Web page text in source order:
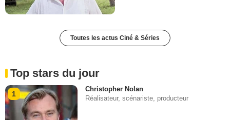
Toutes les actus Ciné & Séries
Top stars du jour
1
Christopher Nolan
Réalisateur, scénariste, producteur